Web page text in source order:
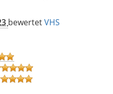
bewertetVHS